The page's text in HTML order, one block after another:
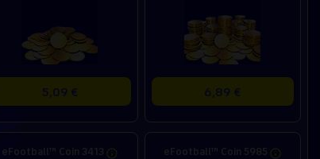
5,09 € 6,89 €
eFootball™ Coin 3413 eFootball™ Coin 5985